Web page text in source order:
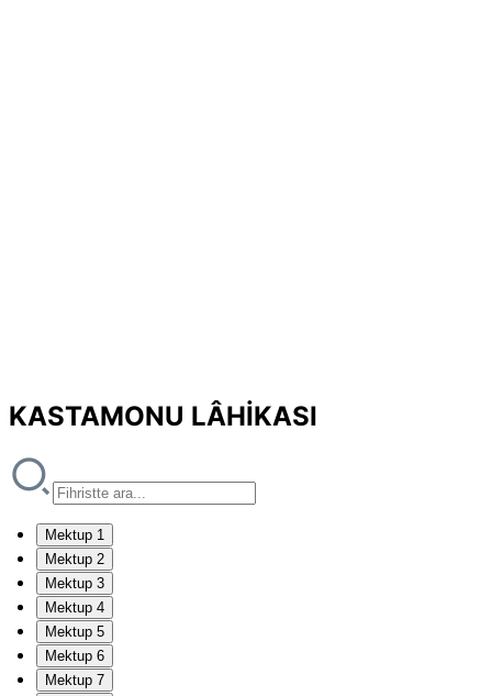
KASTAMONU LÂHİKASI
Mektup 1
Mektup 2
Mektup 3
Mektup 4
Mektup 5
Mektup 6
Mektup 7